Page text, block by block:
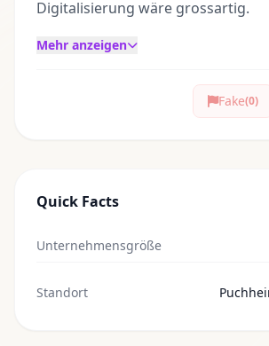
Digitalisierung wäre grossartig.
Mehr anzeigen
Fake(0)
Quick Facts
Unternehmensgröße
Standort